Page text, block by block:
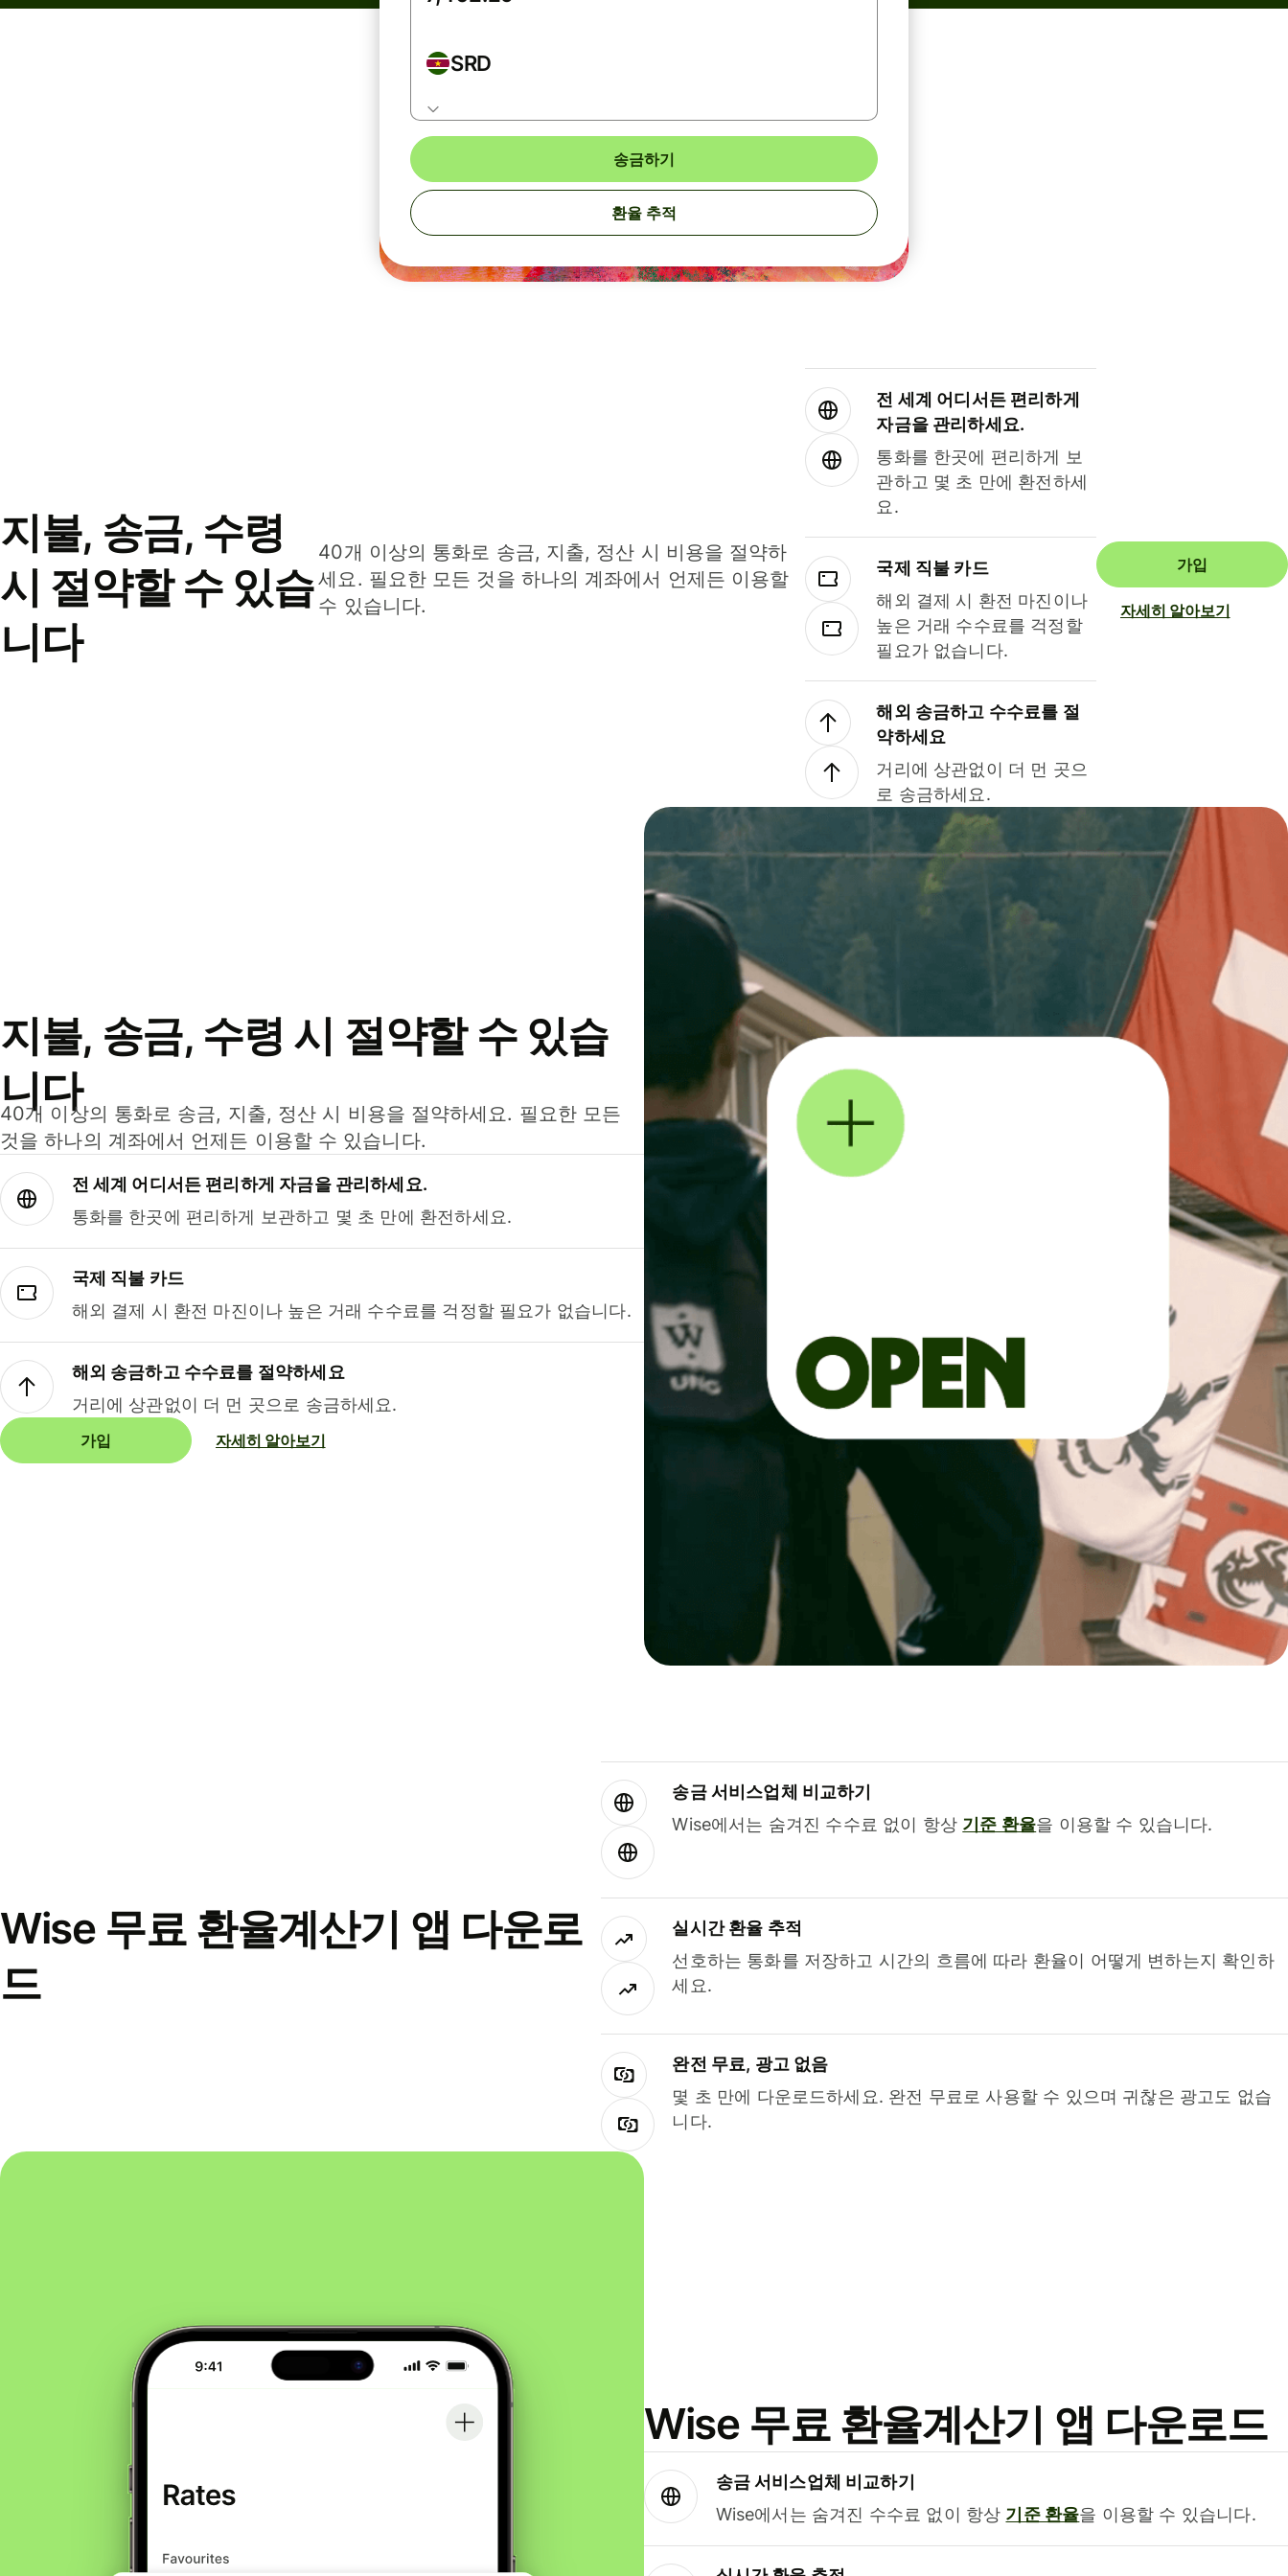
SRD
송금하기
환율 추적
지불, 송금, 수령
시 절약할 수 있습
니다
40개 이상의 통화로 송금, 지출, 정산 시 비용을 절약하
세요. 필요한 모든 것을 하나의 계좌에서 언제든 이용할
수 있습니다.
전 세계 어디서든 편리하게
자금을 관리하세요.
통화를 한곳에 편리하게 보
관하고 몇 초 만에 환전하세
요.
국제 직불 카드
해외 결제 시 환전 마진이나
높은 거래 수수료를 걱정할
필요가 없습니다.
해외 송금하고 수수료를 절
약하세요
거리에 상관없이 더 먼 곳으
로 송금하세요.
가입
자세히 알아보기
지불, 송금, 수령 시 절약할 수 있습
니다
40개 이상의 통화로 송금, 지출, 정산 시 비용을 절약하세요. 필요한 모든
것을 하나의 계좌에서 언제든 이용할 수 있습니다.
전 세계 어디서든 편리하게 자금을 관리하세요.
통화를 한곳에 편리하게 보관하고 몇 초 만에 환전하세요.
국제 직불 카드
해외 결제 시 환전 마진이나 높은 거래 수수료를 걱정할 필요가 없습니다.
해외 송금하고 수수료를 절약하세요
거리에 상관없이 더 먼 곳으로 송금하세요.
가입 자세히 알아보기
Wise 무료 환율계산기 앱 다운로
드
송금 서비스업체 비교하기
Wise에서는 숨겨진 수수료 없이 항상 기준 환율을 이용할 수 있습니다.
실시간 환율 추적
선호하는 통화를 저장하고 시간의 흐름에 따라 환율이 어떻게 변하는지 확인하
세요.
완전 무료, 광고 없음
몇 초 만에 다운로드하세요. 완전 무료로 사용할 수 있으며 귀찮은 광고도 없습
니다.
Wise 무료 환율계산기 앱 다운로드
송금 서비스업체 비교하기
Wise에서는 숨겨진 수수료 없이 항상 기준 환율을 이용할 수 있습니다.